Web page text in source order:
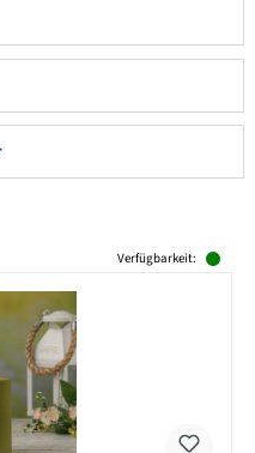
Verfügbarkeit: